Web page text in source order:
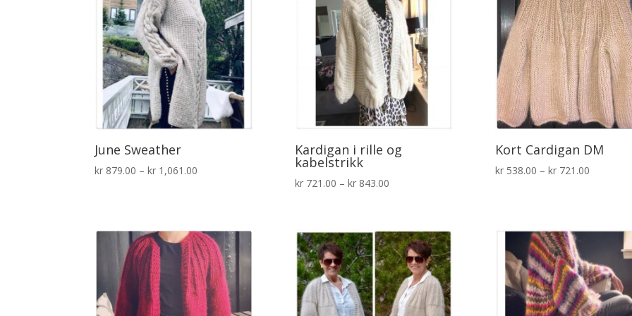
June Sweather
kr 879.00 – kr 1,061.00
Kardigan i rille og
kabelstrikk
kr721.00 – kr843.00Prisområde:
kr 843.00
Kort Cardigan DM
kr538.00 – kr721.00